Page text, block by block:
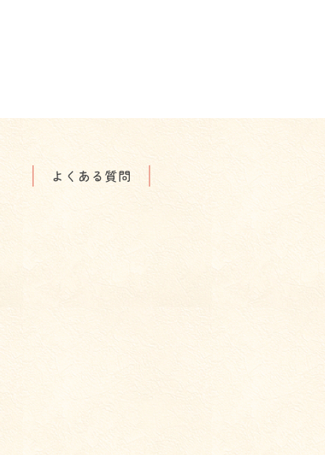
よくある質問